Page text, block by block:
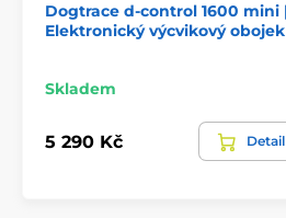
Technické specifikace se mohou
ilustrativní charakter.
Produkt je zařazen v
Dogtrace d-control 1600 mini |
Elektronický výcvikový obojek
Skladem
5 290 Kč Detail